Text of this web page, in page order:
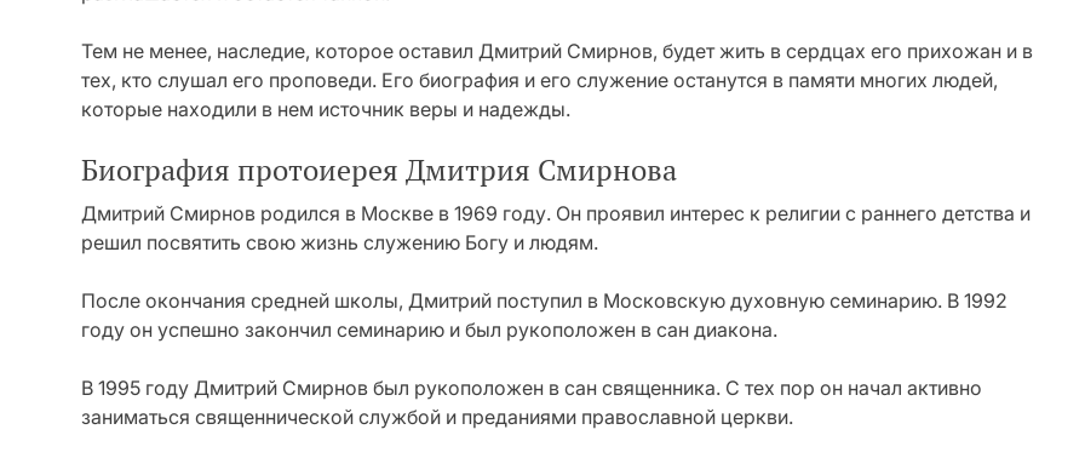
Тем не менее, наследие, которое оставил Дмитрий Смирнов, будет жить в сердцах его прихожан и в
тех, кто слушал его проповеди. Его биография и его служение останутся в памяти многих людей,
которые находили в нем источник веры и надежды.
Биография протоиерея Дмитрия Смирнова
Дмитрий Смирнов родился в Москве в 1969 году. Он проявил интерес к религии с раннего детства и
решил посвятить свою жизнь служению Богу и людям.
После окончания средней школы, Дмитрий поступил в Московскую духовную семинарию. В 1992
году он успешно закончил семинарию и был рукоположен в сан диакона.
В 1995 году Дмитрий Смирнов был рукоположен в сан священника. С тех пор он начал активно
заниматься священнической службой и преданиями православной церкви.